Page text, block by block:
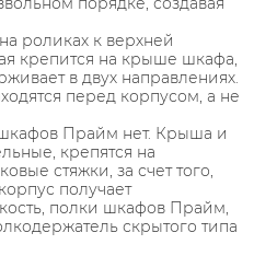
роликах к верхней
крепится на крыше шкафа,
в двух направлениях.
перед корпусом, а не
Прайм нет. Крыша и
крепятся на
стяжки, за счет того,
получает
полки шкафов Прайм,
скрытого типа